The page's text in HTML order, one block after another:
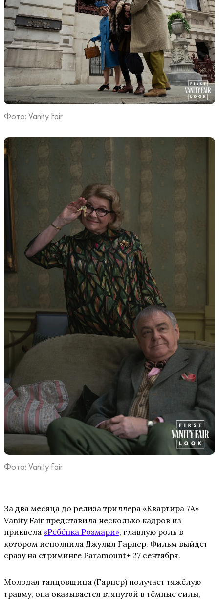
Фото: Vanity Fair
Фото: Vanity Fair
За два месяца до релиза триллера «Квартира 7А»
Vanity Fair представила несколько кадров из
приквела «Ребёнка Розмари», главную роль в
котором исполнила Джулия Гарнер. Фильм выйдет
сразу на стриминге Paramount+ 27 сентября.
Молодая танцовщица (Гарнер) получает тяжёлую
травму, она оказывается втянутой в тёмные силы,